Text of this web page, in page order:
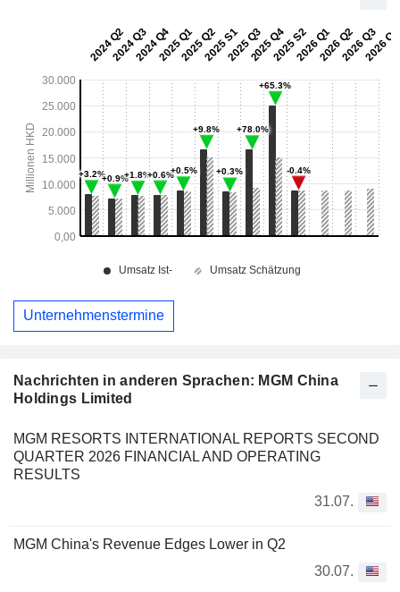
Nachrichten in anderen Sprachen: MGM China
Holdings Limited
MGM RESORTS INTERNATIONAL REPORTS SECOND
QUARTER 2026 FINANCIAL AND OPERATING
RESULTS
31.07.
MGM China's Revenue Edges Lower in Q2
30.07.
Unternehmenstermine